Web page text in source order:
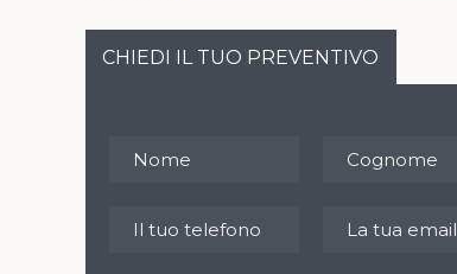
CHIEDI IL TUO PREVENTIVO